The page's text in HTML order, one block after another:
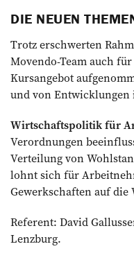
DIE NEUEN
Trotz erschwerten
Movendo-Team auch
Kursangebot
und von
Wirtschaftspolitik für
Verordnungen
Verteilung von
lohnt sich für
Gewerkschaften auf
Referent: David
Lenzburg.